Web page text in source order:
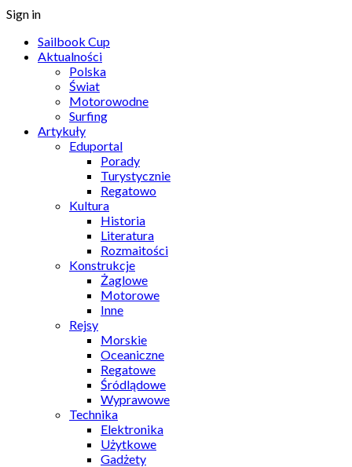
Sign in
Sailbook Cup
Aktualności
Polska
Świat
Motorowodne
Surfing
Artykuły
Eduportal
Porady
Turystycznie
Regatowo
Kultura
Historia
Literatura
Rozmaitości
Konstrukcje
Żaglowe
Motorowe
Inne
Rejsy
Morskie
Oceaniczne
Regatowe
Śródlądowe
Wyprawowe
Technika
Elektronika
Użytkowe
Gadżety